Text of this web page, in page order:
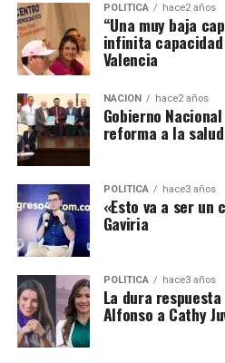
POLÍTICA hace2 años
“Una muy baja
infinita
Valencia
NACIÓN hace2 años
Gobierno
reforma a la
POLÍTICA hace3 años
«Esto va a ser
Gaviria
POLÍTICA hace3 años
La dura respuesta
Alfonso a Cathy